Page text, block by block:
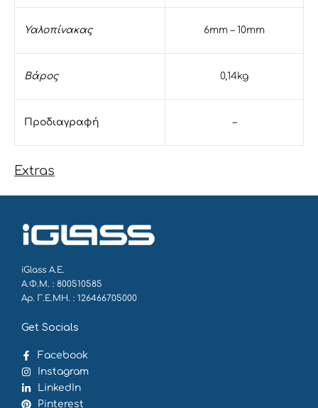
Υαλοπίνακας 6mm – 10mm
Βάρος 0,14kg
Προδιαγραφή –
Extras
iGlass Α.Ε.
Α.Φ.Μ. : 800510585
Αρ. Γ.Ε.ΜΗ. : 126466705000
Get Socials
Facebook
Instagram
LinkedIn
Pinterest